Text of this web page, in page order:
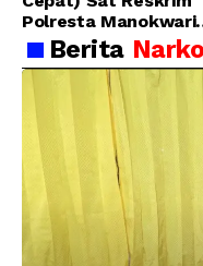
Polresta Manokwari
Berhasil Tangkap 2
Pelaku
Taman Ria kab.
Manokwari
Berita